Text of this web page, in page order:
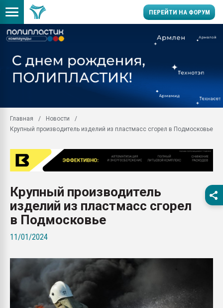
ПЕРЕЙТИ НА ФОРУМ
заводу пластмасс"
Подмосковье, Москва
28.07.2026
пластмасс
28.07.2026
ситуацией на
Главная
Новости
Крупный производитель изделий из пластмасс сгорел в Подмосковье
Крупный производитель
изделий из пластмасс сгорел
в Подмосковье
11/01/2024